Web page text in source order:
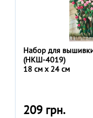
Набор для
(НКШ-4019)
18 см x 24 см
209 грн.